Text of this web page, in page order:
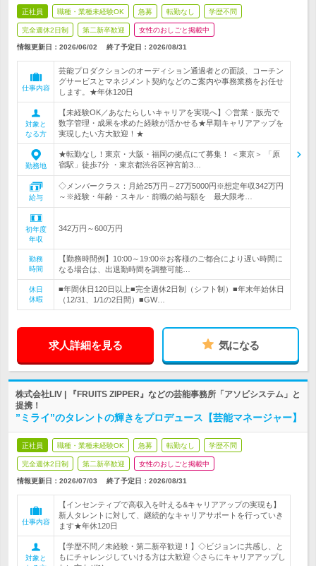
正社員 職種・業種未経験OK 急募 転勤なし 学歴不問
完全週休2日制 第二新卒歓迎 女性のおしごと掲載中
情報更新日：2026/06/02 終了予定日： 2026/08/31
仕事内容
芸能プロダクションのオーディション通過者との面談、コーチン
グサービスとマネジメント契約などのご案内や事務業務をお任せ
します。★年休120日
対象と
なる方
【未経験OK／あなたらしいキャリアを実現へ】◇営業・販売で
数字管理・成果を求めた経験が活かせる★早期キャリアアップを
実現したい方大歓迎！★
勤務地
★転勤なし！東京・大阪・福岡の拠点にて募集！ ＜東京＞ 「原
宿駅」徒歩7分 ・東京都渋谷区神宮前3…
給与
◇メンバークラス：月給25万円～27万5000円※想定年収342万円
～※経験・年齢・スキル・前職の給与額を 最大限考…
初年度
年収
342万円～600万円
勤務
時間
【勤務時間例】10:00～19:00※お客様のご都合により遅い時間に
なる場合は、出退勤時間を調整可能…
休日
休暇
■年間休日120日以上■完全週休2日制（シフト制）■年末年始休日
（12/31、1/1の2日間）■GW…
求人詳細を見る 気になる
株式会社LIV | 『FRUITS ZIPPER』などの芸能事務所「アソビシステム」と
提携！
”ミライ”のタレントの輝きをプロデュース【芸能マネージャー】
正社員 職種・業種未経験OK 急募 転勤なし 学歴不問
完全週休2日制 第二新卒歓迎 女性のおしごと掲載中
情報更新日：2026/07/03 終了予定日： 2026/08/31
仕事内容
【インセンティブで高収入を叶える&キャリアアップの実現も】
新人タレントに対して、継続的なキャリアサポートを行っていき
ます★年休120日
対象と
【学歴不問／未経験・第二新卒歓迎！】◇ビジョンに共感し、と
もにチャレンジしていける方は大歓迎 ◇さらにキャリアアップし